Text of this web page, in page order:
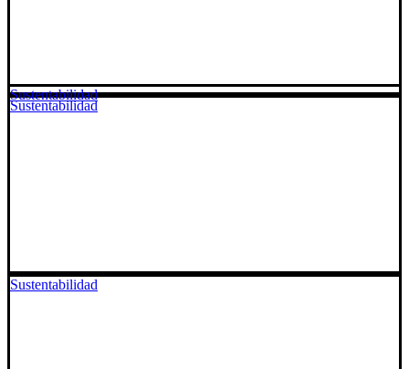
Sustentabilidad
Sustentabilidad
Sustentabilidad